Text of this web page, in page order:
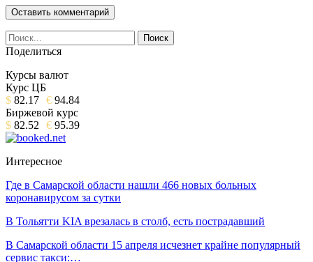
Поделиться
Курсы валют
Курс ЦБ
$ 82.17 € 94.84
Биржевой курс
$ 82.52 € 95.39
Интересное
Где в Самарской области нашли 466 новых больных
коронавирусом за сутки
В Тольятти KIA врезалась в столб, есть пострадавший
В Самарской области 15 апреля исчезнет крайне популярный
сервис такси:…